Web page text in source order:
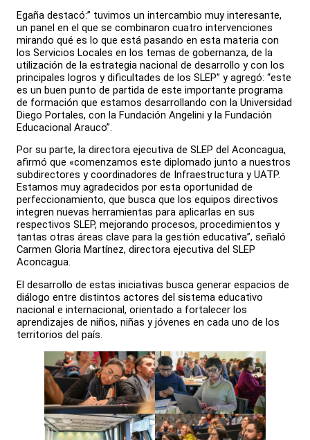
Egaña destacó:” tuvimos un intercambio muy interesante,
un panel en el que se combinaron cuatro intervenciones
mirando qué es lo que está pasando en esta materia con
los Servicios Locales en los temas de gobernanza, de la
utilización de la estrategia nacional de desarrollo y con los
principales logros y dificultades de los SLEP” y agregó: “este
es un buen punto de partida de este importante programa
de formación que estamos desarrollando con la Universidad
Diego Portales, con la Fundación Angelini y la Fundación
Educacional Arauco”.
Por su parte, la directora ejecutiva de SLEP del Aconcagua,
afirmó que «comenzamos este diplomado junto a nuestros
subdirectores y coordinadores de Infraestructura y UATP.
Estamos muy agradecidos por esta oportunidad de
perfeccionamiento, que busca que los equipos directivos
integren nuevas herramientas para aplicarlas en sus
respectivos SLEP, mejorando procesos, procedimientos y
tantas otras áreas clave para la gestión educativa”, señaló
Carmen Gloria Martínez, directora ejecutiva del SLEP
Aconcagua.
El desarrollo de estas iniciativas busca generar espacios de
diálogo entre distintos actores del sistema educativo
nacional e internacional, orientado a fortalecer los
aprendizajes de niños, niñas y jóvenes en cada uno de los
territorios del país.